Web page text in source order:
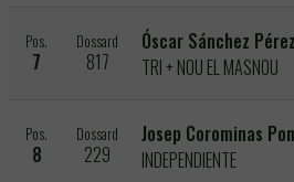
Pos.
7
Dossard
817
Óscar Sánchez Pérez
TRI + NOU EL MASNOU
Pos.
8
Dossard
229
Josep Corominas
INDEPENDIENTE